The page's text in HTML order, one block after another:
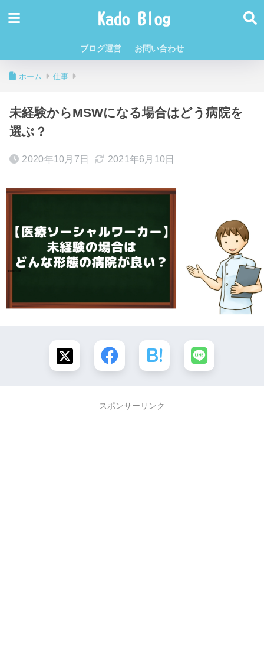
ブログ運営 お問い合わせ
ホーム 仕事
未経験からMSWになる場合はどう病院を
選ぶ？
2020年10月7日 2021年6月10日
スポンサーリンク